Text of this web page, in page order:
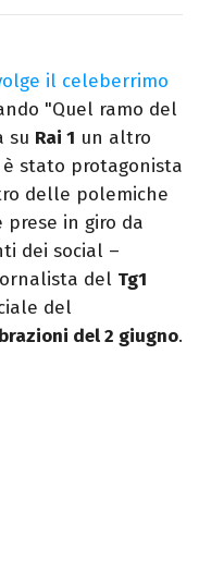
giornalista,
con un amore
quasi per caso.
il celeberrimo
"Quel ramo del
su Rai 1 un altro
stato protagonista
delle polemiche
in giro da
dei social –
del Tg1
del
del 2 giugno.